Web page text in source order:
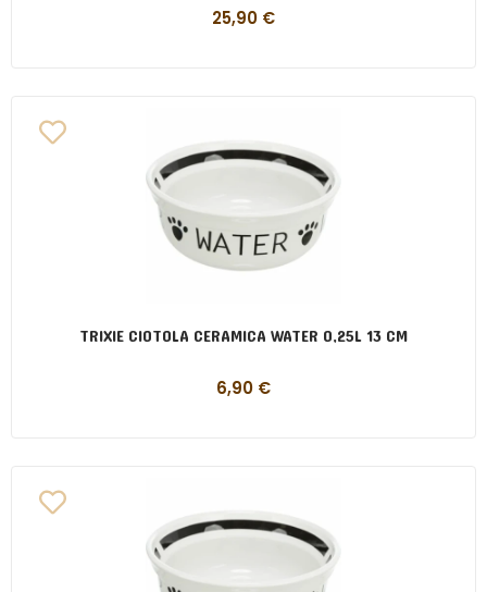
25,90 €
TRIXIE CIOTOLA CERAMICA WATER 0,25L 13 CM
6,90 €